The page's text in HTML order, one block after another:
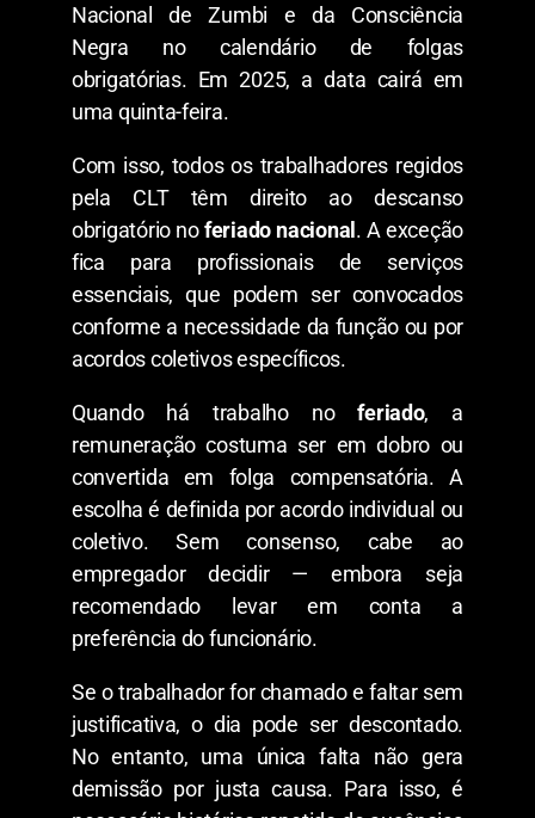
Nacional de Zumbi e da Consciência
Negra no calendário de folgas
obrigatórias. Em 2025, a data cairá em
uma quinta-feira.
Com isso, todos os trabalhadores regidos
pela CLT têm direito ao descanso
obrigatório noferiado nacional . A exceção
fica para profissionais de serviços
essenciais, que podem ser convocados
conforme a necessidade da função ou por
acordos coletivos específicos.
Quando há trabalho noferiado, a
remuneração costuma ser em dobro ou
convertida em folga compensatória. A
escolha é definida por acordo individual ou
coletivo. Sem consenso, cabe ao
empregador decidir — embora seja
recomendado levar em conta a
preferência do funcionário.
Se o trabalhador for chamado e faltar sem
justificativa, o dia pode ser descontado.
No entanto, uma única falta não gera
demissão por justa causa. Para isso, é